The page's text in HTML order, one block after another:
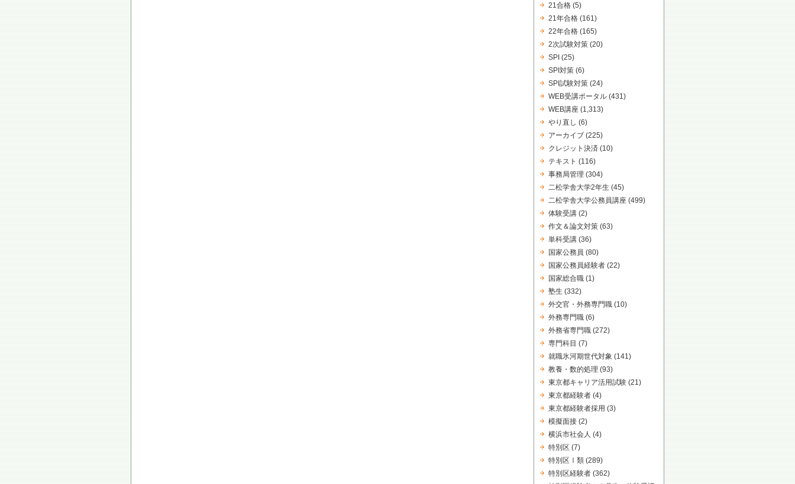
21合格 (5)
21年合格 (161)
22年合格 (165)
2次試験対策 (20)
SPI (25)
SPI対策 (6)
SPI試験対策 (24)
WEB受講ポータル (431)
WEB講座 (1,313)
やり直し (6)
アーカイブ (225)
クレジット決済 (10)
テキスト (116)
事務局管理 (304)
二松学舎大学2年生 (45)
二松学舎大学公務員講座 (499)
体験受講 (2)
作文＆論文対策 (63)
単科受講 (36)
国家公務員 (80)
国家公務員経験者 (22)
国家総合職 (1)
塾生 (332)
外交官・外務専門職 (10)
外務専門職 (6)
外務省専門職 (272)
専門科目 (7)
就職氷河期世代対象 (141)
教養・数的処理 (93)
東京都キャリア活用試験 (21)
東京都経験者 (4)
東京都経験者採用 (3)
模擬面接 (2)
横浜市社会人 (4)
特別区 (7)
特別区Ⅰ類 (289)
特別区経験者 (362)